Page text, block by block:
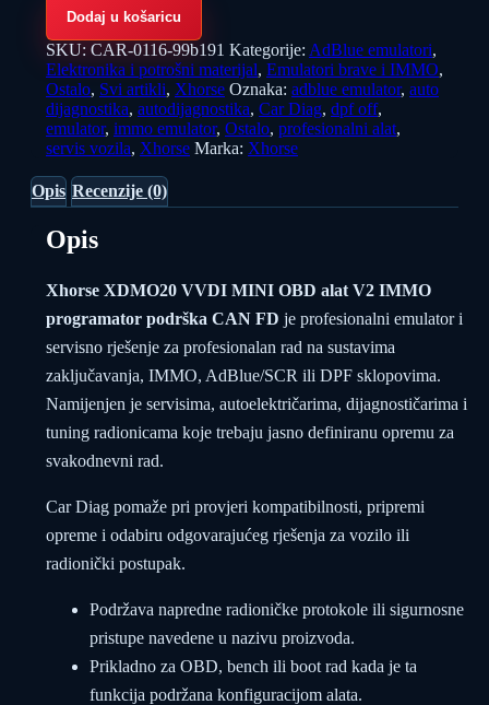
MINI
alat
V2
IMMO
programator
podrška
CAN
količina
Dodaj u košaricu
SKU: CAR-0116-99b191 Kategorije: AdBlue emulatori,
Elektronika i potrošni materijal, Emulatori brave i IMMO,
Ostalo, Svi artikli, Xhorse Oznaka: adblue emulator, auto
dijagnostika, autodijagnostika, Car Diag, dpf off,
emulator, immo emulator, Ostalo, profesionalni alat,
servis vozila, Xhorse Marka: Xhorse
Opis Recenzije (0)
Opis
Xhorse XDMO20 VVDI MINI OBD alat V2 IMMO
programator podrška CAN FD je profesionalni emulator i
servisno rješenje za profesionalan rad na sustavima
zaključavanja, IMMO, AdBlue/SCR ili DPF sklopovima.
Namijenjen je servisima, autoelektričarima, dijagnostičarima i
tuning radionicama koje trebaju jasno definiranu opremu za
svakodnevni rad.
Car Diag pomaže pri provjeri kompatibilnosti, pripremi
opreme i odabiru odgovarajućeg rješenja za vozilo ili
radionički postupak.
Podržava napredne radioničke protokole ili sigurnosne
pristupe navedene u nazivu proizvoda.
Prikladno za OBD, bench ili boot rad kada je ta
funkcija podržana konfiguracijom alata.